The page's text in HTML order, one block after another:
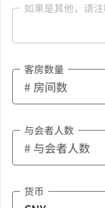
如果是其他，请
客房数量
与会者人数
货币